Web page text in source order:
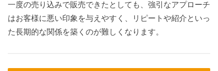
一度の売り込みで販売できたとしても、強引なアプローチ
はお客様に悪い印象を与えやすく、リピートや紹介といっ
た長期的な関係を築くのが難しくなります。